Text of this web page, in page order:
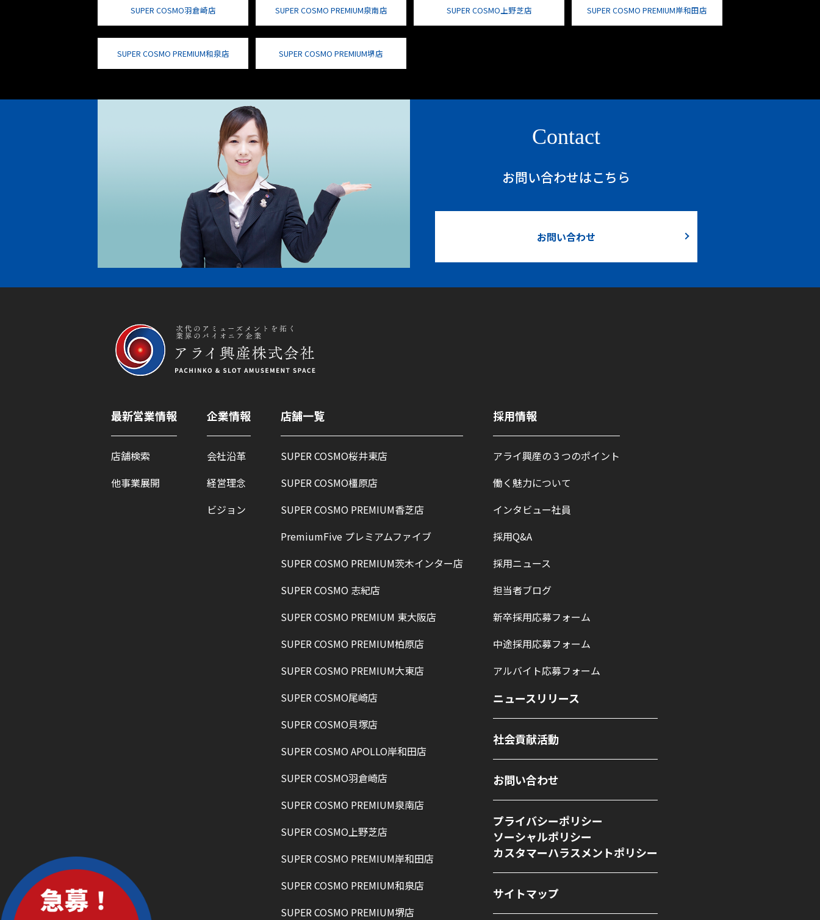
SUPER COSMO羽倉崎店 SUPER COSMO PREMIUM泉南店 SUPER COSMO上野芝店 SUPER COSMO PREMIUM岸和田店
SUPER COSMO PREMIUM和泉店 SUPER COSMO PREMIUM堺店
Contact
お問い合わせはこちら
お問い合わせ
最新営業情報
店舗検索
他事業展開
企業情報
会社沿革
経営理念
ビジョン
店舗一覧
SUPER COSMO桜井東店
SUPER COSMO橿原店
SUPER COSMO PREMIUM香芝店
PremiumFive プレミアムファイブ
SUPER COSMO PREMIUM茨木インター店
SUPER COSMO 志紀店
SUPER COSMO PREMIUM 東大阪店
SUPER COSMO PREMIUM柏原店
SUPER COSMO PREMIUM大東店
SUPER COSMO尾崎店
SUPER COSMO貝塚店
SUPER COSMO APOLLO岸和田店
SUPER COSMO羽倉崎店
SUPER COSMO PREMIUM泉南店
SUPER COSMO上野芝店
SUPER COSMO PREMIUM岸和田店
SUPER COSMO PREMIUM和泉店
SUPER COSMO PREMIUM堺店
採用情報
アライ興産の３つのポイント
働く魅力について
インタビュー社員
採用Q&A
採用ニュース
担当者ブログ
新卒採用応募フォーム
中途採用応募フォーム
アルバイト応募フォーム
ニュースリリース
社会貢献活動
お問い合わせ
プライバシーポリシー
ソーシャルポリシー
カスタマーハラスメントポリシー
サイトマップ